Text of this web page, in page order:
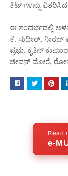
ಕಿಟ್ ಗಳನ್ನು
ಈ ಸಂದರ್ಭದಲ್ಲಿ
ಕೆ. ಸುಧೀರ್,
ಪ್ರಭು, ಕೃತಿನ್
ಜೀವನ್ ಮೋರೆ,
Read
e-